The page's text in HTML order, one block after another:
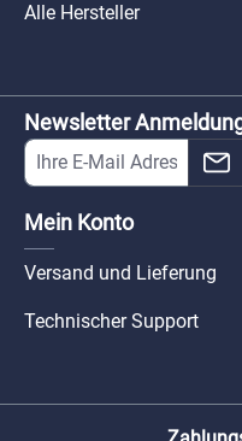
Alle Hersteller
Newsletter
Mein Konto
Versand und Lieferung
Technischer Support